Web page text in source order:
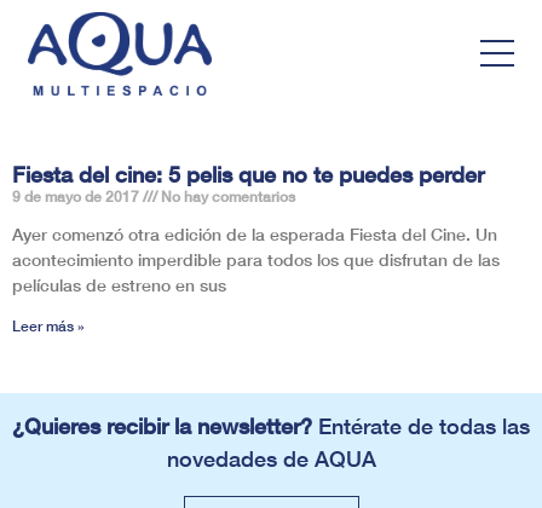
Fiesta del cine: 5 pelis que no te puedes perder
9 de mayo de 2017 No hay comentarios
Ayer comenzó otra edición de la esperada Fiesta del Cine. Un
acontecimiento imperdible para todos los que disfrutan de las
películas de estreno en sus
Leer más »
¿Quieres recibir la newsletter? Entérate de todas las
novedades de AQUA